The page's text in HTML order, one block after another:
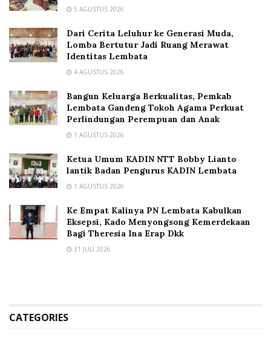
5 AGUSTUS 2026
Dari Cerita Leluhur ke Generasi Muda,
Lomba Bertutur Jadi Ruang Merawat
Identitas Lembata
4 AGUSTUS 2026
Bangun Keluarga Berkualitas, Pemkab
Lembata Gandeng Tokoh Agama Perkuat
Perlindungan Perempuan dan Anak
1 AGUSTUS 2026
Ketua Umum KADIN NTT Bobby Lianto
lantik Badan Pengurus KADIN Lembata
1 AGUSTUS 2026
Ke Empat Kalinya PN Lembata Kabulkan
Eksepsi, Kado Menyongsong Kemerdekaan
Bagi Theresia Ina Erap Dkk
31 JULI 2026
CATEGORIES